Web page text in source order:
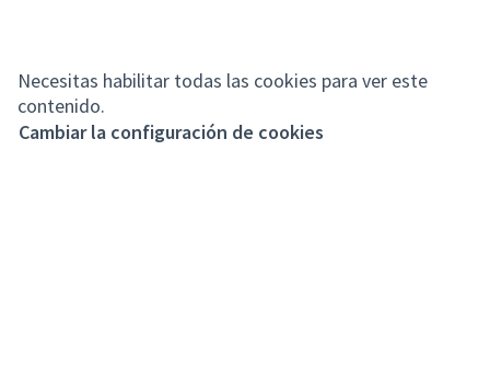
Necesitas habilitar todas las cookies para ver este
contenido.
Cambiar la configuración de cookies